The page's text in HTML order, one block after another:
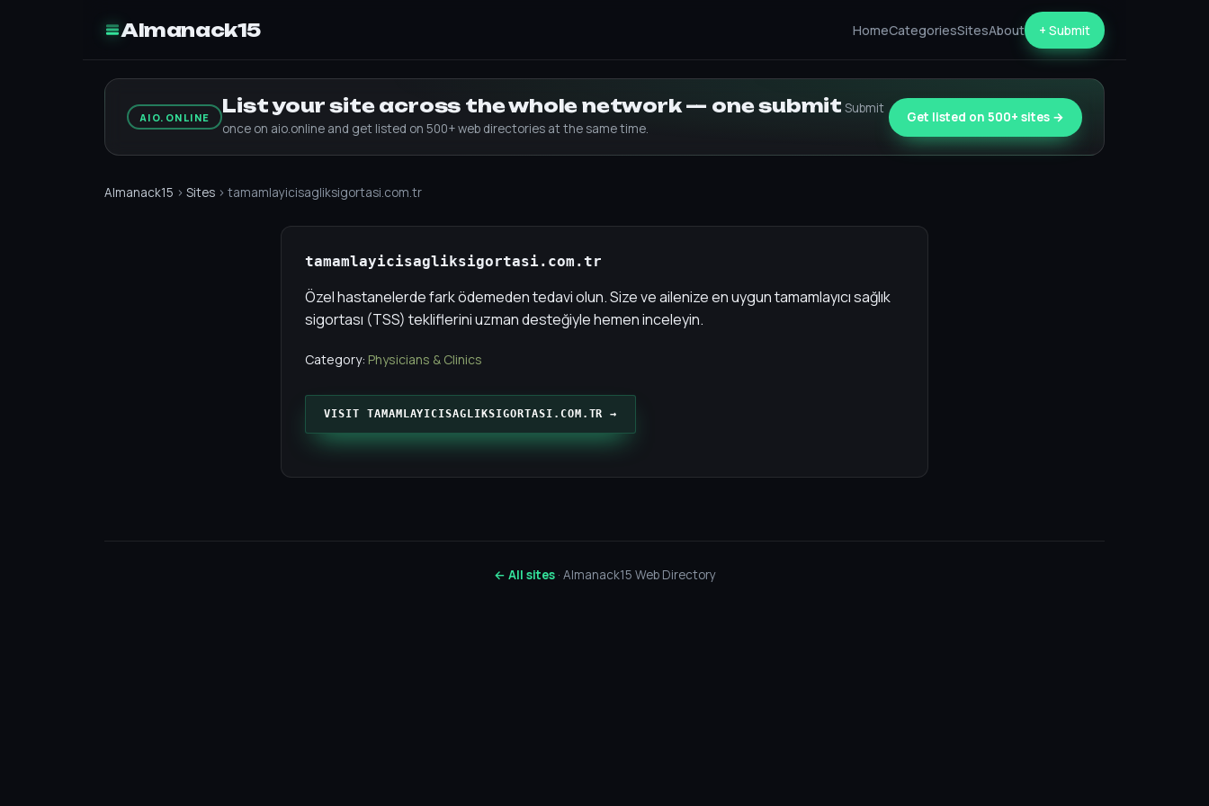
Almanack15 HomeCategoriesSitesAbout + Submit
AIO.ONLINE List your site across the whole network — one submit Submit
once on aio.online and get listed on 500+ web directories at the same time.
Get listed on 500+ sites →
Almanack15 › Sites › tamamlayicisagliksigortasi.com.tr
tamamlayicisagliksigortasi.com.tr
Özel hastanelerde fark ödemeden tedavi olun. Size ve ailenize en uygun tamamlayıcı sağlık
sigortası (TSS) tekliflerini uzman desteğiyle hemen inceleyin.
Category: Physicians & Clinics
VISIT TAMAMLAYICISAGLIKSIGORTASI.COM.TR →
← All sites· Almanack15 Web Directory